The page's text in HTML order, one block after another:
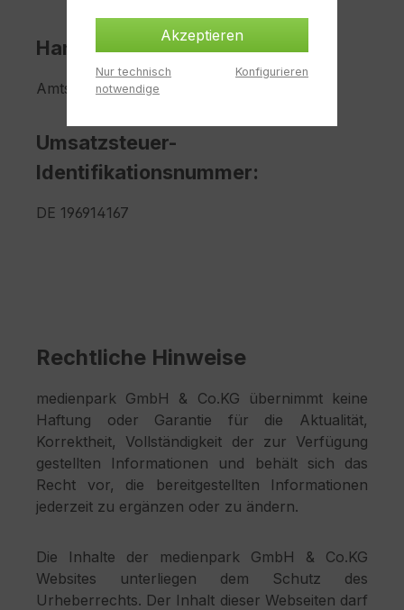
Handelsregister der PhG:
Amtsgericht Bochum HRB 6126
Umsatzsteuer-
Identifikationsnummer:
DE 196914167
Rechtliche Hinweise
medienpark GmbH & Co.KG übernimmt keine
Haftung oder Garantie für die Aktualität,
Korrektheit, Vollständigkeit der zur Verfügung
gestellten Informationen und behält sich das
Recht vor, die bereitgestellten Informationen
jederzeit zu ergänzen oder zu ändern.
Die Inhalte der medienpark GmbH & Co.KG
Websites unterliegen dem Schutz des
Urheberrechts. Der Inhalt dieser Webseiten darf
Akzeptieren
Nur technisch
notwendige
Konfigurieren